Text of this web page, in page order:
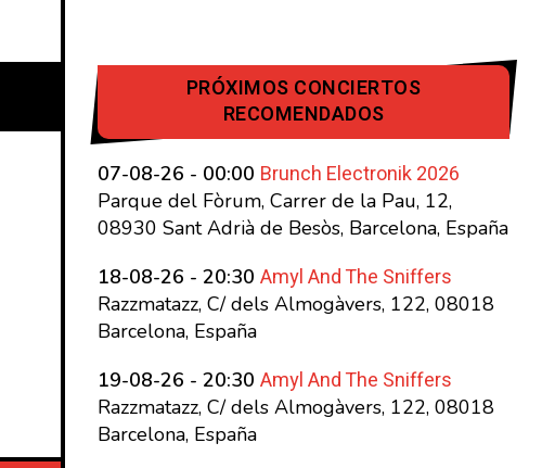
PRÓXIMOS CONCIERTOS
RECOMENDADOS
07-08-26 - 00:00 Brunch Electronik 2026
Parque del Fòrum, Carrer de la Pau, 12,
08930 Sant Adrià de Besòs, Barcelona, España
18-08-26 - 20:30 Amyl And The Sniffers
Razzmatazz, C/ dels Almogàvers, 122, 08018
Barcelona, España
19-08-26 - 20:30 Amyl And The Sniffers
Razzmatazz, C/ dels Almogàvers, 122, 08018
Barcelona, España